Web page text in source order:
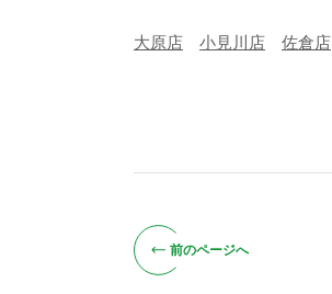
大原店 小見川店 佐倉店
前のページへ